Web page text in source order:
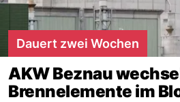
Dauert zwei Wochen
AKW Beznau
Brennelemente im